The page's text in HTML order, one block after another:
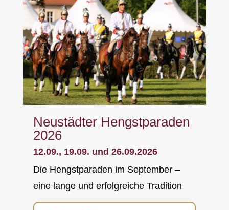
Neustädter Hengstparaden
2026
12.09., 19.09. und 26.09.2026
Die Hengstparaden im September –
eine lange und erfolgreiche Tradition